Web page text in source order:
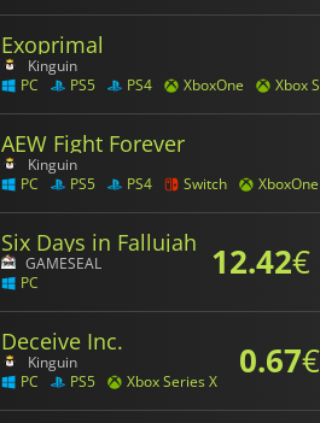
Exoprimal
Kinguin
PC
PS5 PS4 XboxOne Xbox
AEW Fight Forever
Kinguin
PC
PS5 PS4 Switch XboxOne
Six Days in Fallujah
GAMESEAL
PC
12.42€
Deceive Inc.
Kinguin
PC
PS5 Xbox Series X 0.67€